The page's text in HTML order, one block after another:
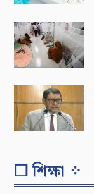
❐ শিক্ষা ⁘